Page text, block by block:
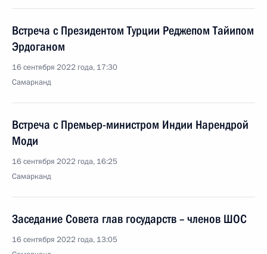
Встреча с Президентом Турции Реджепом Тайипом
Эрдоганом
16 сентября 2022 года, 17:30
Самарканд
Встреча с Премьер-министром Индии Нарендрой
Моди
16 сентября 2022 года, 16:25
Самарканд
Заседание Совета глав государств – членов ШОС
16 сентября 2022 года, 13:05